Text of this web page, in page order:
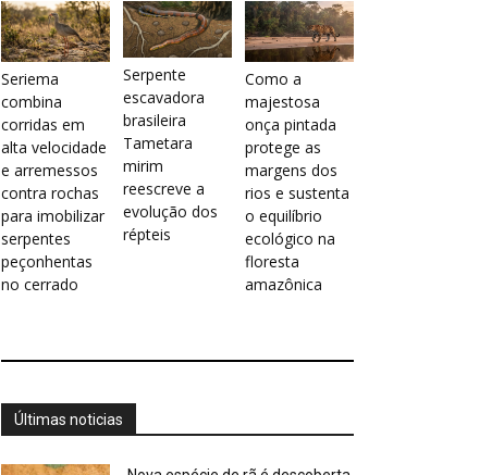
Seriema
combina
corridas em
alta velocidade
e arremessos
contra rochas
para imobilizar
serpentes
peçonhentas
no cerrado
Serpente
escavadora
brasileira
Tametara
mirim
reescreve a
evolução dos
répteis
Como a
majestosa
onça pintada
protege as
margens dos
rios e sustenta
o equilíbrio
ecológico na
floresta
amazônica
Últimas noticias